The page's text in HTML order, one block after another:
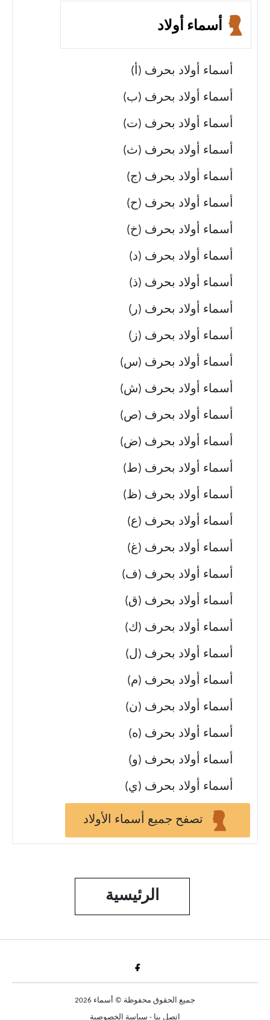
أسماء أولاد
أسماء أولاد بحرف (أ)
أسماء أولاد بحرف (ب)
أسماء أولاد بحرف (ت)
أسماء أولاد بحرف (ث)
أسماء أولاد بحرف (ج)
أسماء أولاد بحرف (ح)
أسماء أولاد بحرف (خ)
أسماء أولاد بحرف (د)
أسماء أولاد بحرف (ذ)
أسماء أولاد بحرف (ر)
أسماء أولاد بحرف (ز)
أسماء أولاد بحرف (س)
أسماء أولاد بحرف (ش)
أسماء أولاد بحرف (ص)
أسماء أولاد بحرف (ض)
أسماء أولاد بحرف (ط)
أسماء أولاد بحرف (ظ)
أسماء أولاد بحرف (ع)
أسماء أولاد بحرف (غ)
أسماء أولاد بحرف (ف)
أسماء أولاد بحرف (ق)
أسماء أولاد بحرف (ك)
أسماء أولاد بحرف (ل)
أسماء أولاد بحرف (م)
أسماء أولاد بحرف (ن)
أسماء أولاد بحرف (ه)
أسماء أولاد بحرف (و)
أسماء أولاد بحرف (ي)
تصفح جميع أسماء الأولاد
الرئيسية
Fac
جميع الحقوق محفوظة © أسماء 2026
اتصل بنا - سياسة الخصوصية